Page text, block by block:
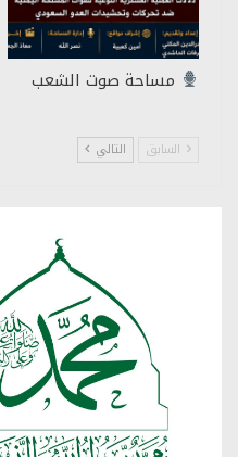
مساحة صوت الشعب
السابق التالي